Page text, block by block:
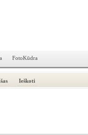
FotoKūdra
Ieškoti